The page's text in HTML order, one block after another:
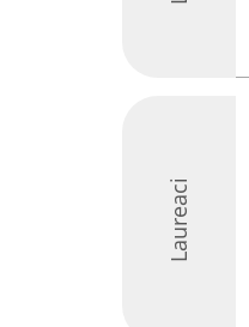
Laureaci